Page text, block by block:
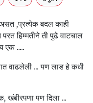
,प्रत्येक बदल काही
हिम्मतीने ती पुढे वाटचाल
एक .....
वाढलेली ... पण लाड हे कधी
खंबीरपणा पण दिला ...